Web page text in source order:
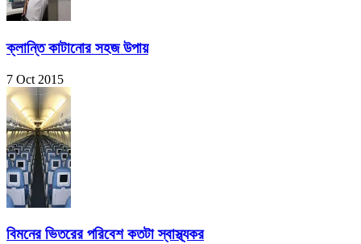
ক্লান্তি কাটানোর সহজ উপায়
7 Oct 2015
বিমনের ভিতরের পরিবেশ কতটা স্বাস্থ্যকর